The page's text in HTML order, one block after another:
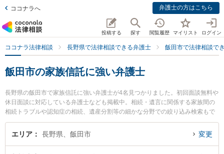
ココナラへ 弁護士の方はこちら
投稿する 探す 閲覧履歴 マイリスト ログイン
ココナラ法律相談 長野県で法律相談できる弁護士 飯田市で法律相談で
飯田市の家族信託に強い弁護士
長野県の飯田市で家族信託に強い弁護士が4名見つかりました。初回面談無料や
休日面談に対応している弁護士なども掲載中。相続・遺言に関係する家族間の
相続トラブルや認知症の相続、遺産分割等の細かな分野での絞り込み検索もで
き便利です。特にミカタ弁護士法人 飯田事務所の下平 学弁護士やミカタ弁護士
法人 飯田事務所の佐藤 遼平弁護士、ミカタ弁護士法人 飯田事務所の髙山 乃亜
エリア 長野県、飯田市 変更